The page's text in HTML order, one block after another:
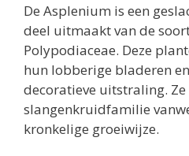
De Asplenium is een
deel uitmaakt van de
Polypodiaceae. Deze
hun lobberige bladeren
decoratieve uitstraling.
slangenkruidfamilie
kronkelige groeiwijze.